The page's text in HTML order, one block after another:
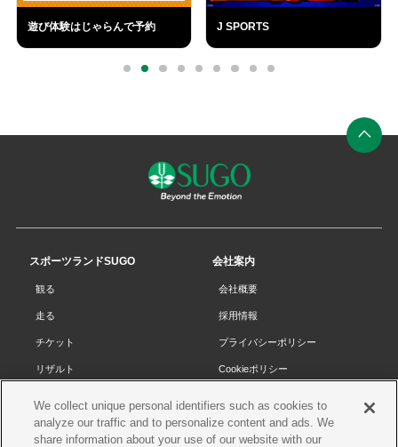
SUGO CAFÉ
SUGO
ふるさと納税
部
0 1 2 3 4 5 6 7 8
の
スポーツランドSUGO
観る
走る
チケット
リザルト
SUGOで遊ぼう
会社案内
会社概要
採用情報
プライバシーポリシー
Cookieポリシー
お問い合わせ
We collect unique personal identifiers such as cookies to
analyze our traffic and to personalize content and ads. We
share information about your use of our website with our